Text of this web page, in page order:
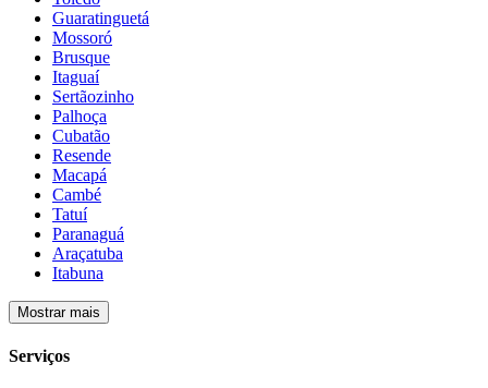
Guaratinguetá
Mossoró
Brusque
Itaguaí
Sertãozinho
Palhoça
Cubatão
Resende
Macapá
Cambé
Tatuí
Paranaguá
Araçatuba
Itabuna
Mostrar mais
Serviços